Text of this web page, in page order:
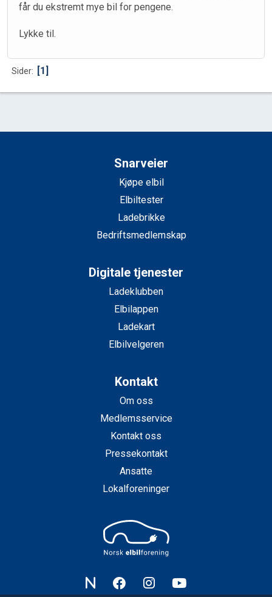
får du ekstremt mye bil for pengene.
Lykke til.
Sider 1
Snarveier
Kjøpe elbil
Elbiltester
Ladebrikke
Bedriftsmedlemskap
Digitale tjenester
Ladeklubben
Elbilappen
Ladekart
Elbilvelgeren
Kontakt
Om oss
Medlemsservice
Kontakt oss
Pressekontakt
Ansatte
Lokalforeninger